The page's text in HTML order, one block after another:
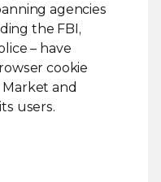
agencies
the FBI,
– have
cookie
and
users.